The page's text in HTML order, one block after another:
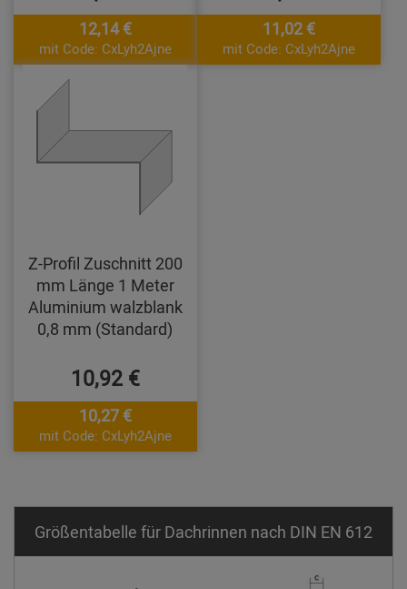
12,14 €
mit Code: CxLyh2Ajne
11,02 €
mit Code: CxLyh2Ajne
Z-Profil Zuschnitt 200
mm Länge 1 Meter
Aluminium walzblank
0,8 mm (Standard)
10,92 €
10,27 €
mit Code: CxLyh2Ajne
Größentabelle für Dachrinnen nach DIN EN 612